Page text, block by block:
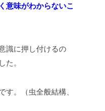
意味がわからないこ
識に押し付けるの
た。
す。（虫全般結構、